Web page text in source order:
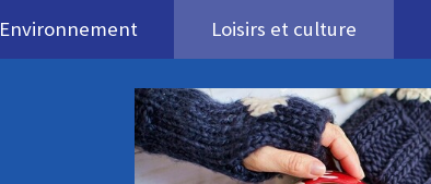
Environnement Loisirs et culture